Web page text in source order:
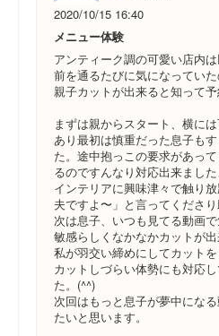
2020/10/15 16:40
メニュー体験
アンティーク調の可愛い店内
前を通るたびに気になってい
親子カットが出来ると知って予
まずは親からスタート、横に
あり最初は慎重だった息子も
た。途中抱っこの要求があっ
るのですんなり対応出来まし
インテリアに興味津々で触り
夫ですよ〜」と言ってくださり
次は息子、いつも見てる動画
敏感らしくなかなかカットが
私が羽交い締めにしてカットを
カットしづらい体勢にも対応
た。(^^)
次回はもっと息子が夢中にな
たいと思います。